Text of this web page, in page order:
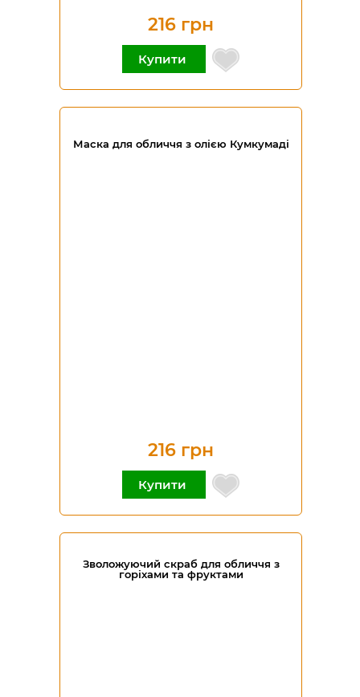
216 грн
Купити
Маска для обличчя з олією Кумкумаді
216 грн
Купити
Зволожуючий скраб для обличчя з
горіхами та фруктами